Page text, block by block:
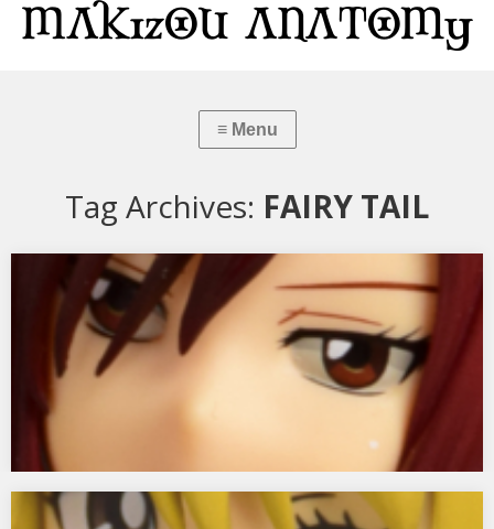
Tag Archives: FAIRY TAIL
FAIRY TAIL エルザ・スカーレット 白猫Gravure_Style
オルカトイズから FAIRY TAIL エルザ・スカーレット 白猫
Gravure_Styleです。…
FAIRY TAIL ルーシィ・ハートフィリア 水着